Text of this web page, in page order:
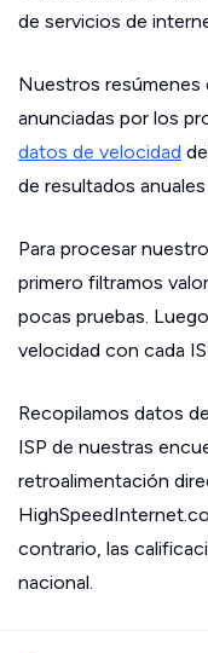
de servicios de
Nuestros resúmenes
anunciadas por los
datos de velocidad
de resultados
Para procesar
primero filtramos
pocas pruebas.
velocidad con cada
Recopilamos datos
ISP de nuestras
retroalimentación
contrario, las
nacional.